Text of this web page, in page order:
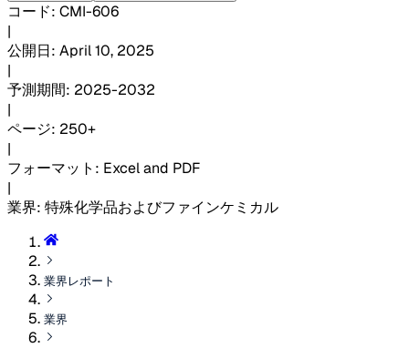
コード: CMI-606
|
公開日: April 10, 2025
|
予測期間: 2025-2032
|
ページ: 250+
|
フォーマット : Excel and PDF
|
業界: 特殊化学品およびファインケミカル
業界レポート
業界